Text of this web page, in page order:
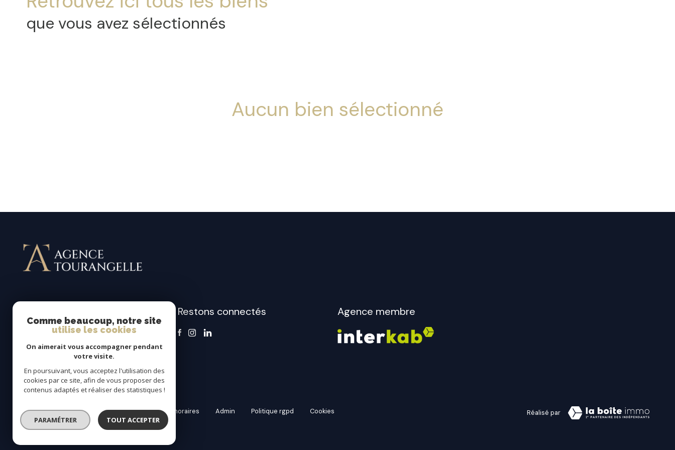
AGENCE
que vous avez sélectionnés
Aucun bien sélectionné
06 63 11 56 35
contact@agencetourangelle.fr
Restons connectés Agence membre
nos partenaires mentions légales nos honoraires admin politique rgpd cookies
© 2026 | Tous droits réservés
Réalisé par
Comme beaucoup, notre site
utilise les cookies
On aimerait vous accompagner pendant
votre visite.
En poursuivant, vous acceptez l'utilisation des
cookies par ce site, afin de vous proposer des
contenus adaptés et réaliser des statistiques !
PARAMÉTRER TOUT ACCEPTER